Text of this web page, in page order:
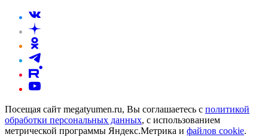
Посещая сайт megatyumen.ru, Вы соглашаетесь с политикой
обработки персональных данных, с использованием
метрической программы Яндекс.Метрика и файлов cookie.